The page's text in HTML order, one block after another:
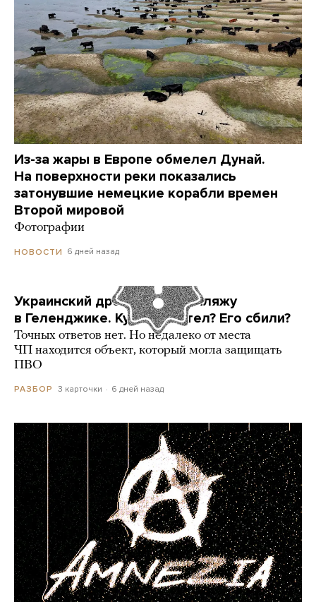
Из-за жары в Европе обмелел Дунай.
На поверхности реки показались
затонувшие немецкие корабли времен
Второй мировой
Фотографии
НОВОСТИ 6 дней назад
Украинский дрон попал по пляжу
в Геленджике. Куда он летел? Его сбили?
Точных ответов нет. Но недалеко от места
ЧП находится объект, который могла защищать
ПВО
РАЗБОР 3 карточки 6 дней назад